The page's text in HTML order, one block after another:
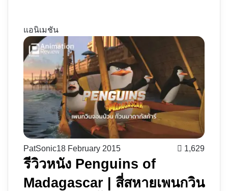
แอนิเมชัน
PatSonic18 February 2015 1,629
รีวิวหนัง Penguins of
Madagascar | สี่สหายเพนกวิน